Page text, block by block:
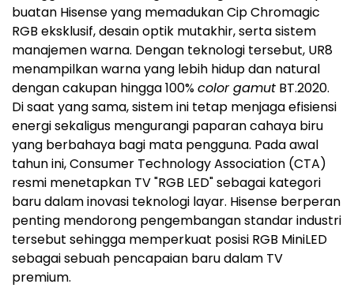
buatan Hisense yang memadukan Cip Chromagic
RGB eksklusif, desain optik mutakhir, serta sistem
manajemen warna. Dengan teknologi tersebut, UR8
menampilkan warna yang lebih hidup dan natural
dengan cakupan hingga 100%color gamut BT.2020.
Di saat yang sama, sistem ini tetap menjaga efisiensi
energi sekaligus mengurangi paparan cahaya biru
yang berbahaya bagi mata pengguna. Pada awal
tahun ini, Consumer Technology Association (CTA)
resmi menetapkan TV "RGB LED" sebagai kategori
baru dalam inovasi teknologi layar. Hisense berperan
penting mendorong pengembangan standar industri
tersebut sehingga memperkuat posisi RGB MiniLED
sebagai sebuah pencapaian baru dalam TV
premium.